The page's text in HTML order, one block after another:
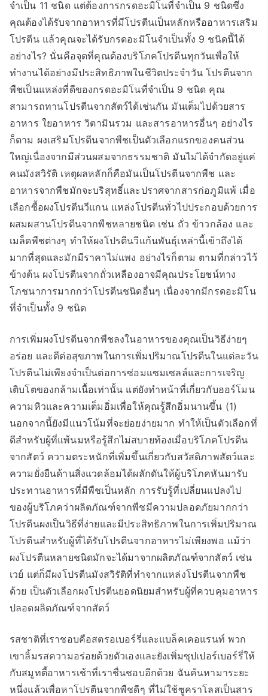
จำเป็น 11 ชนิด แต่ต้องการกรดอะมิโนที่จำเป็น 9 ชนิดซึ่ง
คุณต้องได้รับจากอาหารที่มีโปรตีนเป็นหลักหรืออาหารเสริม
โปรตีน แล้วคุณจะได้รับกรดอะมิโนจำเป็นทั้ง 9 ชนิดนี้ได้
อย่างไร? นั่นคือจุดที่คุณต้องบริโภคโปรตีนทุกวันเพื่อให้
ทำงานได้อย่างมีประสิทธิภาพในชีวิตประจำวัน โปรตีนจาก
พืชเป็นแหล่งที่ดีของกรดอะมิโนที่จำเป็น 9 ชนิด คุณ
สามารถทานโปรตีนจากสัตว์ได้เช่นกัน มันเต็มไปด้วยสาร
อาหาร ใยอาหาร วิตามินรวม และสารอาหารอื่นๆ อย่างไร
ก็ตาม ผงเสริมโปรตีนจากพืชเป็นตัวเลือกแรกของคนส่วน
ใหญ่เนื่องจากมีส่วนผสมจากธรรมชาติ มันไม่ได้จำกัดอยู่แค่
คนมังสวิรัติ เหตุผลหลักก็คือมันเป็นโปรตีนจากพืช และ
อาหารจากพืชมักจะบริสุทธิ์และปราศจากสารก่อภูมิแพ้ เมื่อ
เลือกซื้อผงโปรตีนวีแกน แหล่งโปรตีนทั่วไปประกอบด้วยการ
ผสมผสานโปรตีนจากพืชหลายชนิด เช่น ถั่ว ข้าวกล้อง และ
เมล็ดพืชต่างๆ ทำให้ผงโปรตีนวีแก้นพันธุ์เหล่านี้เข้าถึงได้
มากที่สุดและมักมีราคาไม่แพง อย่างไรก็ตาม ตามที่กล่าวไว้
ข้างต้น ผงโปรตีนจากถั่วเหลืองอาจมีคุณประโยชน์ทาง
โภชนาการมากกว่าโปรตีนชนิดอื่นๆ เนื่องจากมีกรดอะมิโน
ที่จำเป็นทั้ง 9 ชนิด
การเพิ่มผงโปรตีนจากพืชลงในอาหารของคุณเป็นวิธีง่ายๆ
อร่อย และดีต่อสุขภาพในการเพิ่มปริมาณโปรตีนในแต่ละวัน
โปรตีนไม่เพียงจำเป็นต่อการซ่อมแซมเซลล์และการเจริญ
เติบโตของกล้ามเนื้อเท่านั้น แต่ยังทำหน้าที่เกี่ยวกับฮอร์โมน
ความหิวและความเต็มอิ่มเพื่อให้คุณรู้สึกอิ่มนานขึ้น (1)
นอกจากนี้ยังมีแนวโน้มที่จะย่อยง่ายมาก ทำให้เป็นตัวเลือกที่
ดีสำหรับผู้ที่แพ้นมหรือรู้สึกไม่สบายท้องเมื่อบริโภคโปรตีน
จากสัตว์ ความตระหนักที่เพิ่มขึ้นเกี่ยวกับสวัสดิภาพสัตว์และ
ความยั่งยืนด้านสิ่งแวดล้อมได้ผลักดันให้ผู้บริโภคหันมารับ
ประทานอาหารที่มีพืชเป็นหลัก การรับรู้ที่เปลี่ยนแปลงไป
ของผู้บริโภคว่าผลิตภัณฑ์จากพืชมีความปลอดภัยมากกว่า
โปรตีนผงเป็นวิธีที่ง่ายและมีประสิทธิภาพในการเพิ่มปริมาณ
โปรตีนสำหรับผู้ที่ได้รับโปรตีนจากอาหารไม่เพียงพอ แม้ว่า
ผงโปรตีนหลายชนิดมักจะได้มาจากผลิตภัณฑ์จากสัตว์ เช่น
เวย์ แต่ก็มีผงโปรตีนมังสวิรัติที่ทำจากแหล่งโปรตีนจากพืช
ด้วย เป็นตัวเลือกผงโปรตีนยอดนิยมสำหรับผู้ที่ควบคุมอาหาร
ปลอดผลิตภัณฑ์จากสัตว์
รสชาติที่เราชอบคือสตรอเบอร์รี่และแบล็คเคอแรนท์ พวก
เขาลิ้มรสความอร่อยด้วยตัวเองและยังเพิ่มซุปเปอร์เบอร์รี่ให้
กับสมูทตี้อาหารเช้าที่เราชื่นชอบอีกด้วย ฉันค้นหามาระยะ
หนึ่งแล้วเพื่อหาโปรตีนจากพืชดีๆ ที่ไม่ใช้ซูคราโลสเป็นสาร